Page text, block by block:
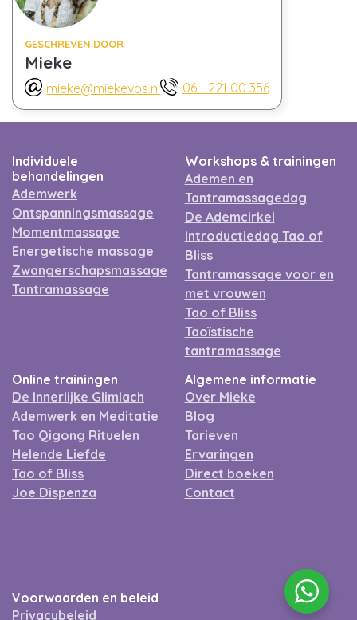
GESCHREVEN DOOR
Mieke
mieke@miekevos.nl 06 - 221 00 356
Individuele
behandelingen
Ademwerk
Ontspanningsmassage
Momentmassage
Energetische massage
Zwangerschapsmassage
Tantramassage
Workshops & trainingen
Ademen en
Tantramassagedag
De Ademcirkel
Introductiedag Tao of
Bliss
Tantramassage voor en
met vrouwen
Tao of Bliss
Taoïstische
tantramassage
Online trainingen
De Innerlijke Glimlach
Ademwerk en Meditatie
Tao Qigong Rituelen
Helende Liefde
Tao of Bliss
Joe Dispenza
Algemene informatie
Over Mieke
Blog
Tarieven
Ervaringen
Direct boeken
Contact
Voorwaarden en beleid
Privacybeleid